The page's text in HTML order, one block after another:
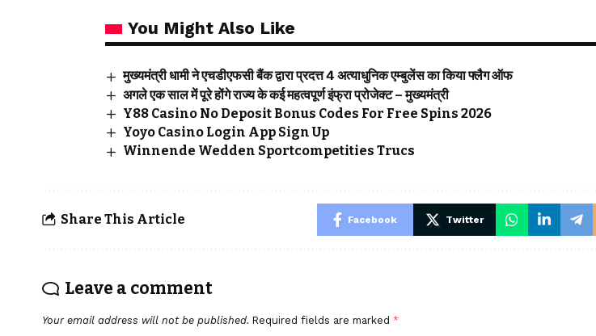
You Might Also Like
मुख्यमंत्री धामी ने एचडीएफसी बैंक द्वारा प्रदत्त 4 अत्याधुनिक एम्बुलेंस का किया फ्लैग ऑफ
अगले एक साल में पूरे होंगे राज्य के कई महत्वपूर्ण इंफ्रा प्रोजेक्ट – मुख्यमंत्री
Y88 Casino No Deposit Bonus Codes For Free Spins 2026
Yoyo Casino Login App Sign Up
Winnende Wedden Sportcompetities Trucs
Share This Article Facebook Twitter
Leave a comment
Your email address will not be published. Required fields are marked *